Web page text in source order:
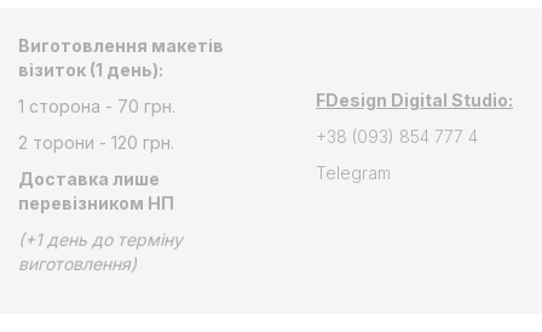
Виготовлення макетів
візиток (1 день):
1 сторона - 70 грн.
2 торони - 120 грн.
Доставка лише
перевізником НП
(+1 день до терміну
виготовлення)
FDesign Digital Studio:
+38 (093) 854 777 4
Telegram